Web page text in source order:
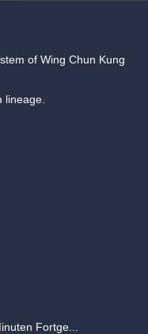
of Wing Chun Kung
lineage.
Fortge...